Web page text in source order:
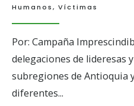
Humanos, Víctimas
Por: Campaña
delegaciones de lideresas
subregiones de Antioquia
diferentes...